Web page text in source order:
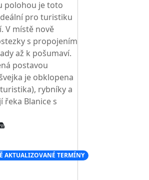
polohou je toto
pro turistiku
V místě nově
s propojením
až k pošumaví.
postavou
je obklopena
rybníky a
řeka Blanice s
AKTUALIZOVANÉ TERMÍNY